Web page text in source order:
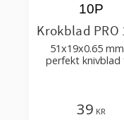
Krokblad PRO
51x19x0.65
perfekt knivblad
10P
39 KR